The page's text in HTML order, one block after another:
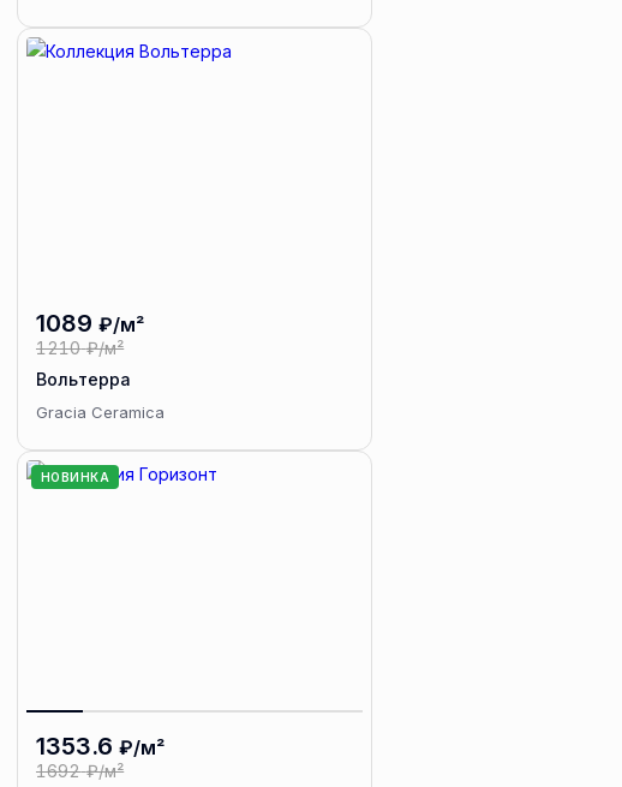
1089 ₽/м²
1210 ₽/м²
Вольтерра
Gracia Ceramica
НОВИНКА
1353.6 ₽/м²
1692 ₽/м²